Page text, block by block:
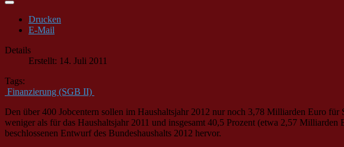
Drucken
E-Mail
Details
Erstellt: 14. Juli 2011
Tags:
Finanzierung (SGB II)
Den über 400 Jobcentern sollen im Haushaltsjahr 2012 nur noch 3,78 Milliarden Euro
weniger als für das Haushaltsjahr 2011 und insgesamt 40,5 Prozent (etwa 2,57
beschlossenen Entwurf des Bundeshaushalts 2012 hervor.